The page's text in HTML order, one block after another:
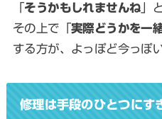
「そうかもしれませんね 」
その上で「実際どうかを一
する方が、よっぽど今っぽ
修理は手段のひとつにす